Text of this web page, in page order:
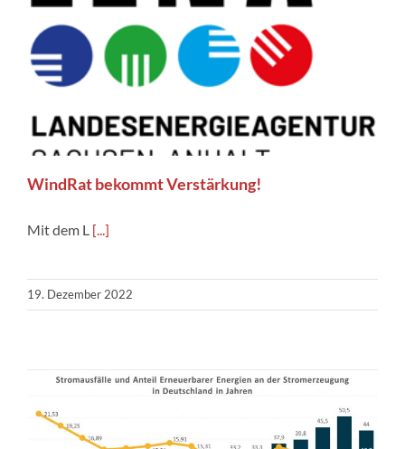
WindRat bekommt Verstärkung!
Mit dem L [...]
19. Dezember 2022